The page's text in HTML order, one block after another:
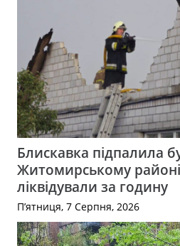
Блискавка підпалила
Житомирському
ліквідували за годину
П’ятниця, 7 Серпня, 2026